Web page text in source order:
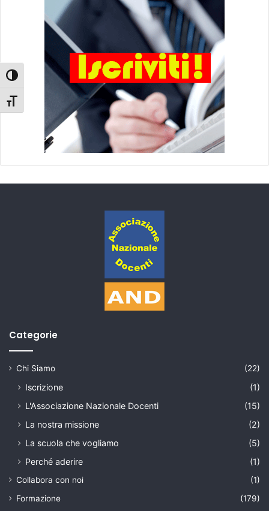
Attiva/disattiva alto contrasto
Attiva/disattiva dimensione testo
Categorie
Chi Siamo (22)
Iscrizione
(1)
L'Associazione Nazionale Docenti
(15)
La nostra missione
(2)
La scuola che vogliamo
(5)
Perché aderire
(1)
Collabora con noi
(1)
Formazione
(179)